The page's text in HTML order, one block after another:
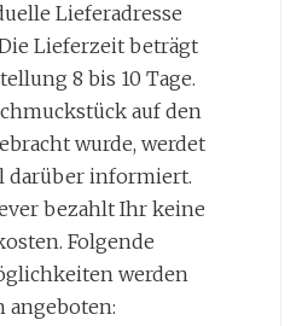
Lieferadresse
Lieferzeit beträgt
8 bis 10 Tage.
auf den
wurde, werdet
darüber informiert.
bezahlt Ihr keine
Folgende
werden
angeboten: